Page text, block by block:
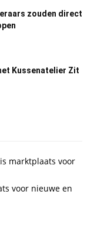
zouden direct
Kussenatelier Zit
marktplaats voor
voor nieuwe en